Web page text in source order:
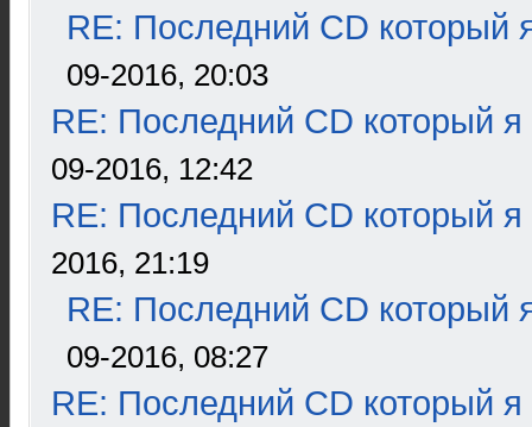
RE: Последний CD который
09-2016, 20:03
RE: Последний CD который я
09-2016, 12:42
RE: Последний CD который я
2016, 21:19
RE: Последний CD который
09-2016, 08:27
RE: Последний CD который я